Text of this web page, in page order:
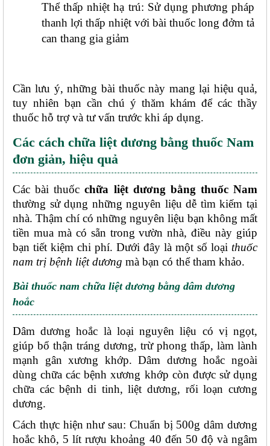
Thể thấp nhiệt hạ trú: Sử dụng phương pháp
thanh lợi thấp nhiệt với bài thuốc long đởm tả
can thang gia giảm
Cần lưu ý, những bài thuốc này mang lại hiệu quả,
tuy nhiên bạn cần chú ý thăm khám để các thầy
thuốc hỗ trợ và tư vấn trước khi áp dụng.
Các cách chữa liệt dương bằng thuốc Nam
đơn giản, hiệu quả
Các bài thuốc chữa liệt dương bằng thuốc Nam
thường sử dụng những nguyên liệu dễ tìm kiếm tại
nhà. Thậm chí có những nguyên liệu bạn không mất
tiền mua mà có sẵn trong vườn nhà, điều này giúp
bạn tiết kiệm chi phí. Dưới đây là một số loại thuốc
nam trị bệnh liệt dương mà bạn có thể tham khảo.
Bài thuốc nam chữa liệt dương bằng dâm dương
hoắc
Dâm dương hoắc là loại nguyên liệu có vị ngọt,
giúp bổ thận tráng dương, trừ phong thấp, làm lành
mạnh gân xương khớp. Dâm dương hoắc ngoài
dùng chữa các bệnh xương khớp còn được sử dụng
chữa các bệnh di tinh, liệt dương, rối loạn cương
dương.
Cách thực hiện như sau: Chuẩn bị 500g dâm dương
hoắc khô, 5 lít rượu khoảng 40 đến 50 độ và ngâm